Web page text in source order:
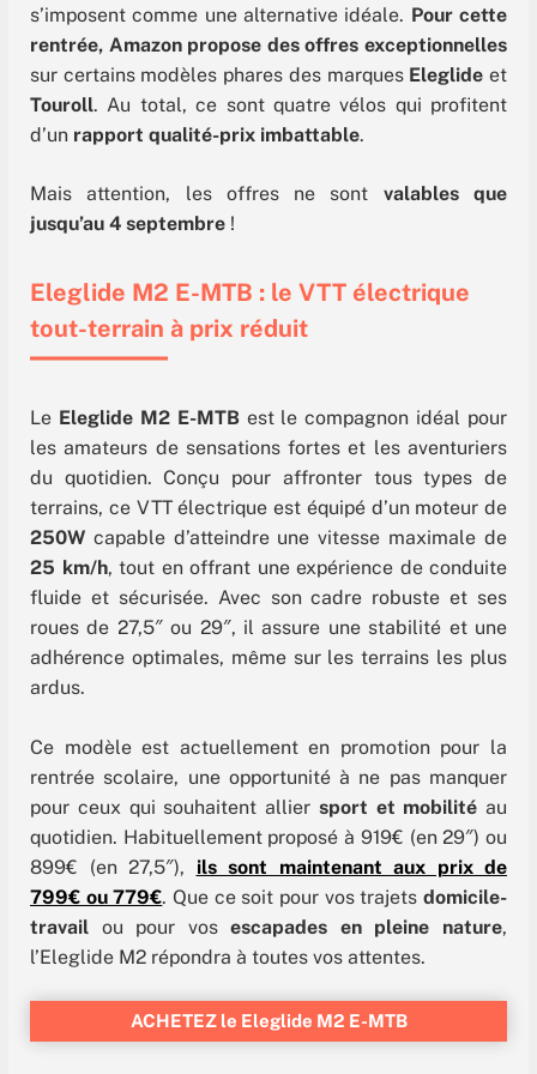
s’imposent comme une alternative idéale. Pour cette
rentrée, Amazon propose des offres exceptionnelles
sur certains modèles phares des marques Eleglide et
Touroll. Au total, ce sont quatre vélos qui profitent
d’un rapport qualité-prix imbattable.
Mais attention, les offres ne sont valables que
jusqu’au 4 septembre !
Eleglide M2 E-MTB : le VTT électrique
tout-terrain à prix réduit
Le Eleglide M2 E-MTBest le compagnon idéal pour
les amateurs de sensations fortes et les aventuriers
du quotidien. Conçu pour affronter tous types de
terrains, ce VTT électrique est équipé d’un moteur de
250W capable d’atteindre une vitesse maximale de
25 km/h, tout en offrant une expérience de conduite
fluide et sécurisée. Avec son cadre robuste et ses
roues de 27,5″ ou 29″, il assure une stabilité et une
adhérence optimales, même sur les terrains les plus
ardus.
Ce modèle est actuellement en promotion pour la
rentrée scolaire, une opportunité à ne pas manquer
pour ceux qui souhaitent allier sport et mobilité au
quotidien. Habituellement proposé à 919€ (en 29″) ou
899€ (en 27,5″), ils sont maintenant aux prix de
799€ ou 779€. Que ce soit pour vos trajetsdomicile-
travail ou pour vosescapades en pleine nature,
l’Eleglide M2 répondra à toutes vos attentes.
ACHETEZ le Eleglide M2 E-MTB